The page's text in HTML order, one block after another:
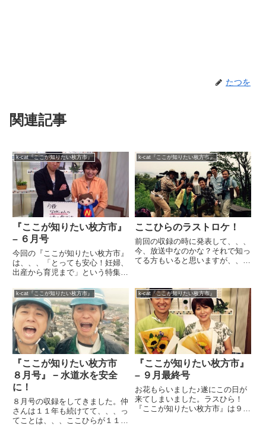
たつを
関連記事
k-cat『ここが知りたい枚方市』
『ここが知りたい枚方市』
– ６月号
今回の『ここが知りたい枚方市』
は、、、「とっても安心！妊婦、
出産から育児まで」という特集で
き、、、僕が楽する収録タイプで
した（笑）仲にゃん、、、ちゃう
わ、、、仲さん、、、頑張ってニ
ュースを読んでおりました。僕
は...
k-cat『ここが知りたい枚方市』
ここひらのラストロケ！
前回の収録の時に発表して、、、
今、放送中なのかな？それで知っ
てる方もいると思いますが、、、
ります。長く続いた番組なだけに
本当に辛いです。特に仲さんは番
組始まってから１１年？ずっと
こ...
k-cat『ここが知りたい枚方市』
『ここが知りたい枚方市
８月号』 − 水道水を安全
に！
８月号の収録をしてきました。仲
さんは１１年も続けてて、、、っ
てことは、、、ここひらが１１年
k-cat『ここが知りたい枚方市』
『ここが知りたい枚方市』
– ９月最終号
お花もらいました♪遂にこの日が
来てしまいました。ラスひら！
『ここが知りたい枚方市』は９月